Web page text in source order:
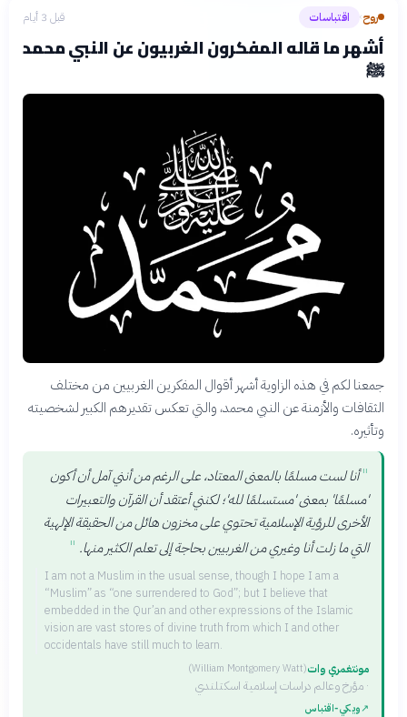
روح› اقتباسات قبل 3 أيام
أشهر ما قاله المفكرون الغربيون عن النبي محمد
ﷺ
جمعنا لكم في هذه الزاوية أشهر أقوال المفكرين الغربيين من مختلف
الثقافات والأزمنة عن النبي محمد، والتي تعكس تقديرهم الكبير لشخصيته
وتأثيره.
" أنا لست مسلمًا بالمعنى المعتاد، على الرغم من أنني آمل أن أكون
'مسلمًا' بمعنى 'مستسلمًا لله'؛ لكنني أعتقد أن القرآن والتعبيرات
الأخرى للرؤية الإسلامية تحتوي على مخزون هائل من الحقيقة الإلهية
التي ما زلت أنا وغيري من الغربيين بحاجة إلى تعلم الكثير منها. "
I am not a Muslim in the usual sense, though I hope I am a
“Muslim” as “one surrendered to God”; but I believe that
embedded in the Qur’an and other expressions of the Islamic
vision are vast stores of divine truth from which I and other
occidentals have still much to learn.
مونتغمري وات
(William Montgomery Watt)
· مؤرخ وعالم دراسات إسلامية اسكتلندي
↗ويكي‑اقتباس